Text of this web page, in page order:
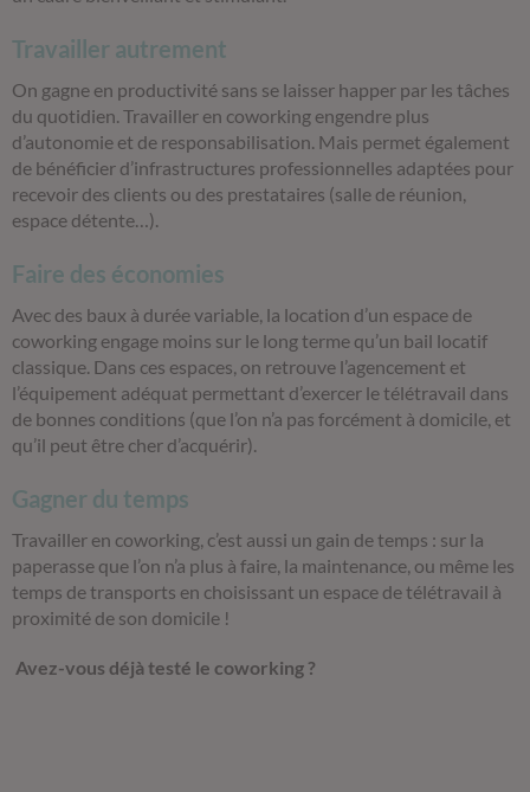
Travailler autrement
On gagne en productivité sans se laisser happer par les tâches
du quotidien. Travailler en coworking engendre plus
d’autonomie et de responsabilisation. Mais permet également
de bénéficier d’infrastructures professionnelles adaptées pour
recevoir des clients ou des prestataires (salle de réunion,
espace détente…).
Faire des économies
Avec des baux à durée variable, la location d’un espace de
coworking engage moins sur le long terme qu’un bail locatif
classique. Dans ces espaces, on retrouve l’agencement et
l’équipement adéquat permettant d’exercer le télétravail dans
de bonnes conditions (que l’on n’a pas forcément à domicile, et
qu’il peut être cher d’acquérir).
Gagner du temps
Travailler en coworking, c’est aussi un gain de temps : sur la
paperasse que l’on n’a plus à faire, la maintenance, ou même les
temps de transports en choisissant un espace de télétravail à
proximité de son domicile !
Avez-vous déjà testé le coworking ?